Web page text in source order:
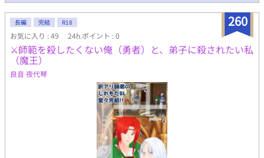
260
長編 完結 R18
お気に入り : 49 24h.ポイント : 0
⚔️師範を殺したくない俺（勇者）と、弟子に殺されたい私
（魔王）
良音 夜代琴